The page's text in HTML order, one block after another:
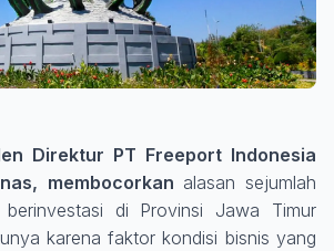
Direktur PT Freeport Indonesia
membocorkan alasan sejumlah
di Provinsi Jawa Timur
karena faktor kondisi bisnis yang